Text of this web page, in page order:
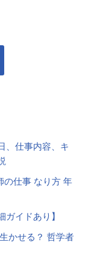
、仕事内容、キ
の仕事 なり方 年
イドあり】
かせる？ 哲学者